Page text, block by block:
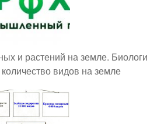
и растений на земле. Биологи
видов на земле